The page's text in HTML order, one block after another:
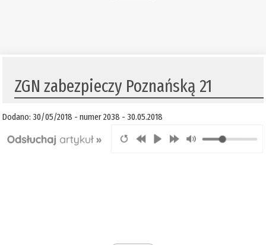
ZGN zabezpieczy Poznańską 21
Dodano: 30/05/2018 - numer 2038 - 30.05.2018